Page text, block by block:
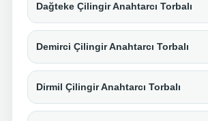
Dağteke Çilingir Anahtarcı Torbalı
Demirci Çilingir Anahtarcı Torbalı
Dirmil Çilingir Anahtarcı Torbalı